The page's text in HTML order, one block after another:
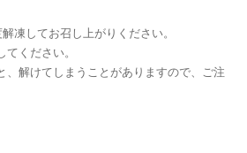
凍してお召し上がりください。
ください。
、解けてしまうことがありますので、ご注